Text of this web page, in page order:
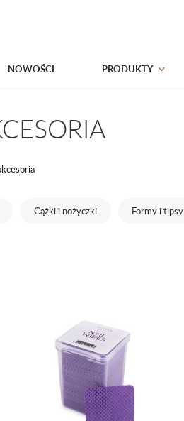
NOWOŚCI PRODUKTY
Cążki i nożyczki Formy i tipsy